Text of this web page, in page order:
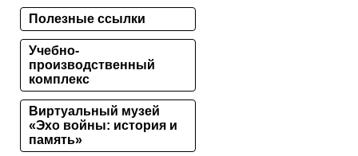
Полезные ссылки
Учебно-
производственный
комплекс
Виртуальный музей
«Эхо войны: история и
память»